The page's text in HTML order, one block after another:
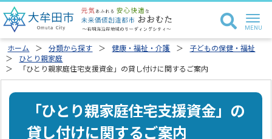
ホーム 分類から探す 健康・福祉・介護
子どもの保健・福祉
ひとり親家庭
「ひとり親家庭住宅支援資金」の貸し付けに関するご案内
「ひとり親家庭住宅支援資金」の
貸し付けに関するご案内